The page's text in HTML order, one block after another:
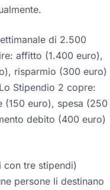
di 2.500
affitto (1.400 euro),
risparmio (300 euro)
Stipendio 2 copre:
(150 euro), spesa (250
debito (400 euro)
tre stipendi)
persone li destinano